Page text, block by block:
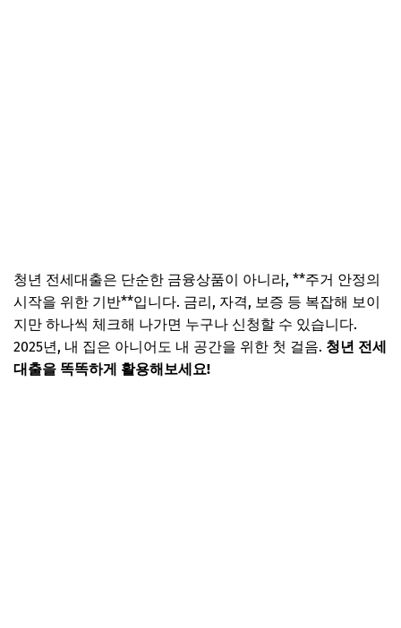
청년 전세대출은 단순한 금융상품이 아니라, **주거 안정의
시작을 위한 기반**입니다. 금리, 자격, 보증 등 복잡해 보이
지만 하나씩 체크해 나가면 누구나 신청할 수 있습니다.
2025년, 내 집은 아니어도 내 공간을 위한 첫 걸음. 청년 전세
대출을 똑똑하게 활용해보세요!